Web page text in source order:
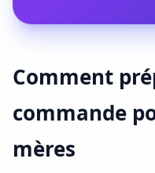
Comment
commande
mères